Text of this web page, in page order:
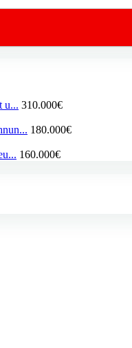
u... 310.000€
180.000€
160.000€